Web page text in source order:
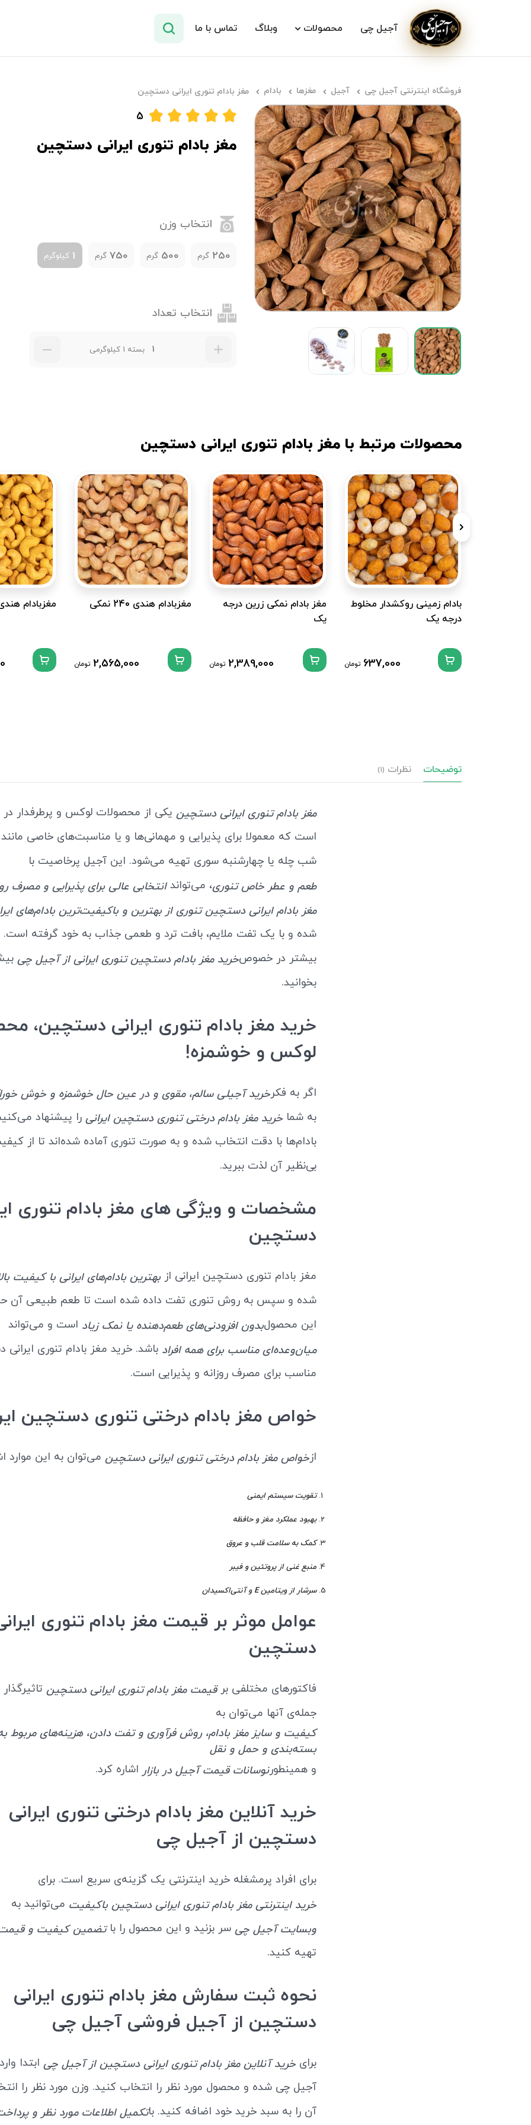
آجیل چی محصولات وبلاگ تماس با ما
فروشگاه اینترنتی آجیل چی آجیل مغزها بادام مغز بادام تنوری ایرانی دستچین
5
مغز بادام تنوری ایرانی دستچین
انتخاب وزن
250 گرم 500 گرم 750 گرم 1 کیلوگرم
انتخاب تعداد
بسته 1 کیلوگرمی
محصولات مرتبط با مغز بادام تنوری ایرانی دستچین
بادام زمینی روکشدار مخلوط
درجه یک
637,000 تومان
مغز بادام نمکی زرین درجه
یک
2,389,000 تومان
مغزبادام هندی 240 نمکی
2,565,000 تومان
مغزبادام هندی 320
توضیحات نظرات (1)
مغز بادام تنوری ایرانی دستچین یکی از محصولات لوکس و پرطرفدار در
است که معمولا برای پذیرایی و مهمانی‌ها و یا مناسبت‌های خاصی مانند
شب چله یا چهارشنبه سوری تهیه می‌شود. این آجیل پرخاصیت با
طعم و عطر خاص تنوری، می‌تواندانتخابی عالی برای پذیرایی و مصرف
مغز بادام ایرانی دستچین تنوری از بهترین و باکیفیت‌ترین بادام‌های
شده و با یک تفت ملایم، بافت ترد و طعمی جذاب به خود گرفته است.
بیشتر در خصوصخرید مغز بادام دستچین تنوری ایرانی از آجیل چی
بخوانید.
خرید مغز بادام تنوری ایرانی دستچین،
لوکس و خوشمزه!
اگر به فکرخرید آجیلی سالم، مقوی و در عین حال خوشمزه و خوش
به شما خرید مغز بادام درختی تنوری دستچین ایرانی را پیشنهاد
بادام‌ها با دقت انتخاب شده و به صورت تنوری آماده شده‌اند تا از
بی‌نظیر آن لذت ببرید.
مشخصات و ویژگی های مغز بادام تنوری
دستچین
مغز بادام تنوری دستچین ایرانی از بهترین بادام‌های ایرانی با کیفیت
شده و سپس به روش تنوری تفت داده شده است تا طعم طبیعی آن
این محصولبدون افزودنی‌های طعم‌دهنده یا نمک زیاد است و می‌تواند
میان‌وعده‌ای مناسب برای همه افراد باشد. خرید مغز بادام تنوری
مناسب برای مصرف روزانه و پذیرایی است.
خواص مغز بادام درختی تنوری دستچین
ازخواص مغز بادام درختی تنوری ایرانی دستچین می‌توان به این موارد
تقویت سیستم ایمنی
بهبود عملکرد مغز و حافظه
کمک به سلامت قلب و عروق
منبع غنی از پروتئین و فیبر
سرشار از ویتامین E و آنتی‌اکسیدان
عوامل موثر بر قیمت مغز بادام تنوری
دستچین
فاکتورهای مختلفی برقیمت مغز بادام تنوری ایرانی دستچین
جمله‌ی آنها می‌توان به
کیفیت و سایز مغز بادام، روش فرآوری و تفت دادن، هزینه‌های مربوط
بسته‌بندی و حمل و نقل
و همینطورنوسانات قیمت آجیل در بازار اشاره کرد.
خرید آنلاین مغز بادام درختی تنوری ایرانی
دستچین از آجیل چی
برای افراد پرمشغله خرید اینترنتی یک گزینه‌ی سریع است. برای
خرید اینترنتی مغز بادام تنوری ایرانی دستچین باکیفیت می‌توانید به
وبسایت آجیل چی سر بزنید و این محصول را باتضمین کیفیت و
تهیه کنید.
نحوه ثبت سفارش مغز بادام تنوری ایرانی
دستچین از آجیل فروشی آجیل چی
برای خرید آنلاین مغز بادام تنوری ایرانی دستچین از آجیل چی ابتدا
آجیل چی شده و محصول مورد نظر را انتخاب کنید. وزن مورد نظر را
آن را به سبد خرید خود اضافه کنید. باتکمیل اطلاعات مورد نظر و